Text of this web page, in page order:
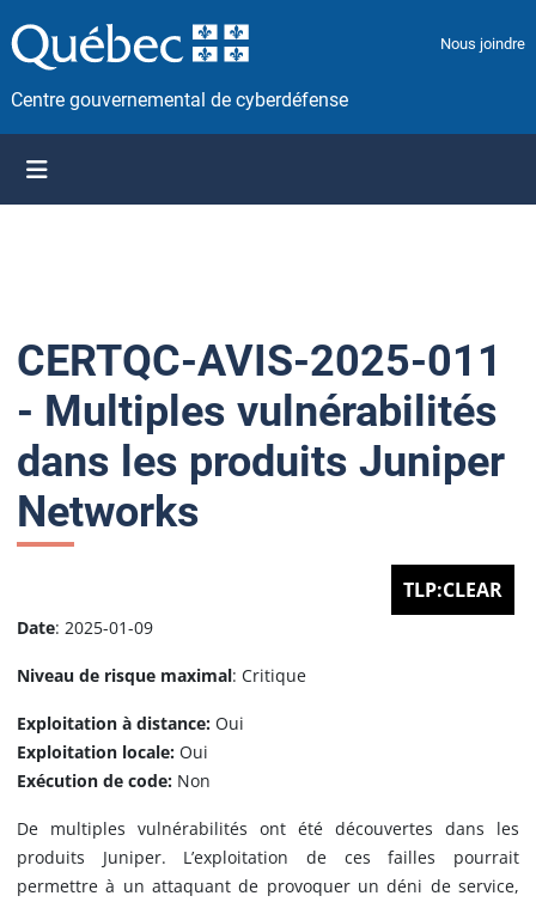
a
s
e
u
Nous joindre
Centre gouvernemental de cyberdéfense
CERTQC-AVIS-2025-011
- Multiples vulnérabilités
dans les produits Juniper
Networks
TLP:CLEAR
Date: 2025-01-09
Niveau de risque maximal: Critique
Exploitation à distance: Oui
Exploitation locale: Oui
Exécution de code: Non
De multiples vulnérabilités ont été découvertes dans les
produits Juniper. L’exploitation de ces failles pourrait
permettre à un attaquant de provoquer un déni de service,